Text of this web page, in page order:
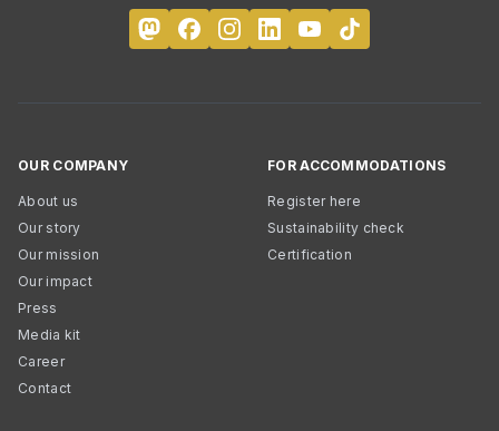
OUR COMPANY
About us
Our story
Our mission
Our impact
Press
Media kit
Career
Contact
FOR ACCOMMODATIONS
Register here
Sustainability check
Certification